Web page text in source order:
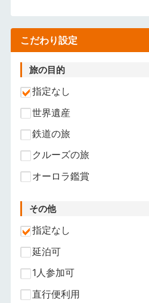
こだわり設定
旅の目的
指定なし
世界遺産
鉄道の旅
クルーズの旅
オーロラ鑑賞
その他
指定なし
延泊可
1人参加可
直行便利用